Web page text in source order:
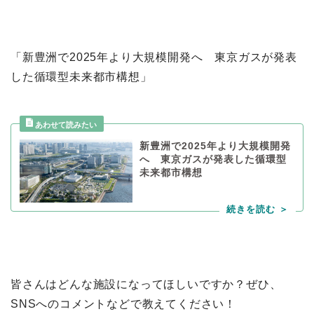
「新豊洲で2025年より大規模開発へ 東京ガスが発表
した循環型未来都市構想」
新豊洲で2025年より大規模開発
へ 東京ガスが発表した循環型
未来都市構想
皆さんはどんな施設になってほしいですか？ぜひ、
SNSへのコメントなどで教えてください！